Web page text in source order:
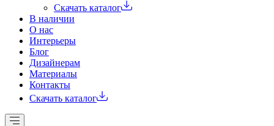
Скачать каталог
В наличии
О нас
Интерьеры
Блог
Дизайнерам
Материалы
Контакты
Скачать каталог